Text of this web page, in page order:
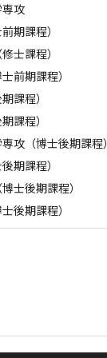
攻
期課程）
士課程）
前期課程）
課程）
課程）
攻（博士後期課程）
期課程）
士後期課程）
後期課程）